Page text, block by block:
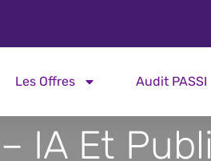
Les Offres Audit PASSI
IA Et